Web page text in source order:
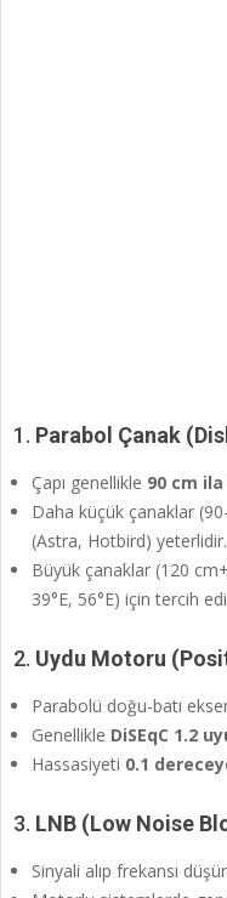
1. Parabol Çanak
Çapı genellikle 90 cm
Daha küçük çanaklar
(Astra, Hotbird) yeterlidir.
Büyük çanaklar (120
39°E, 56°E) için tercih
2. Uydu Motoru
Parabolü doğu-batı
Genellikle DiSEqC 1.2
Hassasiyeti 0.1
3. LNB (Low Noise
Sinyali alıp frekansı